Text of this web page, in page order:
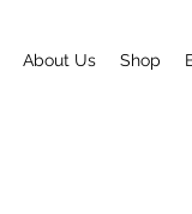
About Us Shop